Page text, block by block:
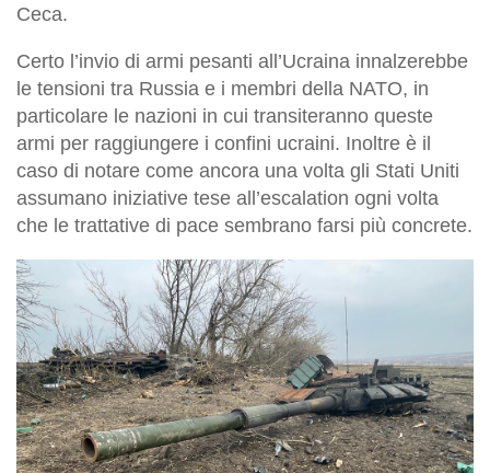
Ceca.
Certo l’invio di armi pesanti all’Ucraina innalzerebbe
le tensioni tra Russia e i membri della NATO, in
particolare le nazioni in cui transiteranno queste
armi per raggiungere i confini ucraini. Inoltre è il
caso di notare come ancora una volta gli Stati Uniti
assumano iniziative tese all’escalation ogni volta
che le trattative di pace sembrano farsi più concrete.